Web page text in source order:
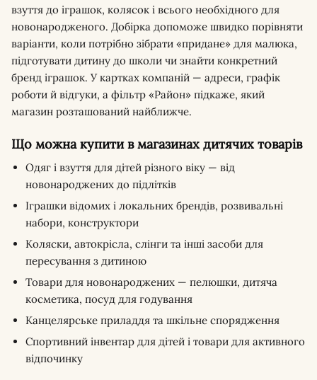
взуття до іграшок, колясок і всього необхідного для
новонародженого. Добірка допоможе швидко порівняти
варіанти, коли потрібно зібрати «придане» для малюка,
підготувати дитину до школи чи знайти конкретний
бренд іграшок. У картках компаній — адреси, графік
роботи й відгуки, а фільтр «Район» підкаже, який
магазин розташований найближче.
Що можна купити в магазинах дитячих товарів
Одяг і взуття для дітей різного віку — від
новонароджених до підлітків
Іграшки відомих і локальних брендів, розвивальні
набори, конструктори
Коляски, автокрісла, слінги та інші засоби для
пересування з дитиною
Товари для новонароджених — пелюшки, дитяча
косметика, посуд для годування
Канцелярське приладдя та шкільне спорядження
Спортивний інвентар для дітей і товари для активного
відпочинку